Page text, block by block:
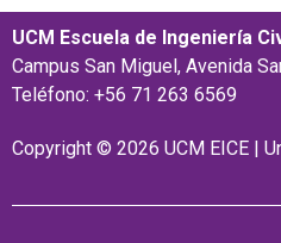
UCM Escuela de Ingeniería
Campus San Miguel, Avenida
Teléfono: +56 71 263 6569
Copyright © 2026 UCM EICE |